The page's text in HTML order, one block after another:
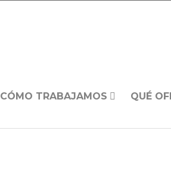
CÓMO TRABAJAMOS QUÉ